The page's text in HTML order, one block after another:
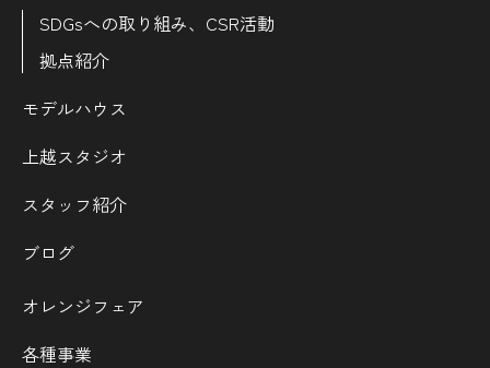
SDGsへの取り組み、CSR活動
拠点紹介
モデルハウス
上越スタジオ
スタッフ紹介
ブログ
オレンジフェア
各種事業